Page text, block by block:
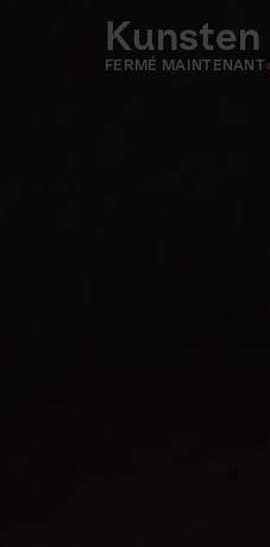
Kunsten
FERMÉ MAINTENANT